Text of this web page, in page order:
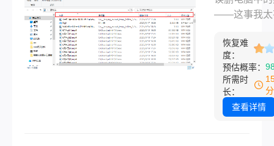
电话里
都快哭
自己也
踩过类
似的
坑，几
年前把
恢复吗？我
法！
——这事我太
友处理过一
整理桌面时
年的旅行照
了，回收站
清空，当时
恢复难
度：
预估概率：
所需时
长：
查看详情